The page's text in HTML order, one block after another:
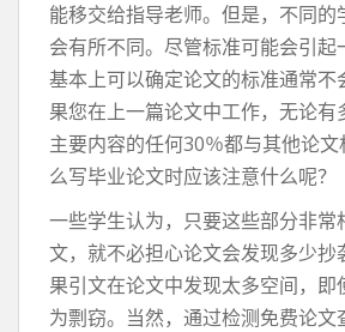
能移交给指导老师。但是，不同的
会有所不同。尽管标准可能会引起
基本上可以确定论文的标准通常不
果您在上一篇论文中工作，无论有
主要内容的任何30％都与其他论
么写毕业论文时应该注意什么呢？
一些学生认为，只要这些部分非常
文，就不必担心论文会发现多少抄
果引文在论文中发现太多空间，即
为剽窃。当然，通过检测免费论文